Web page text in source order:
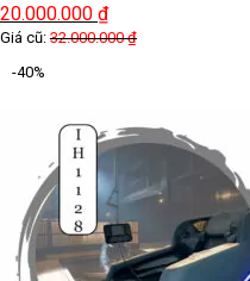
20.000.000 ₫
Giá cũ: 32.000.000₫
-40%